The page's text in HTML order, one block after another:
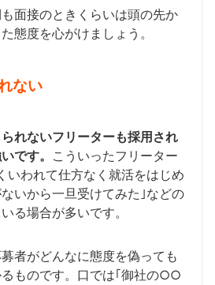
面接のときくらいは頭の先か
態度を心がけましょう。
ない
れないフリーターも採用され
です。
こういったフリーター
いわれて仕方なく就活をはじめ
いから一旦受けてみた｣などの
る場合が多いです。
者がどんなに態度を偽っても
ものです。口では｢御社の○○